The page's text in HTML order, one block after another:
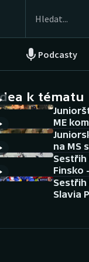
Podcasty
NEPŘEHLÉDNĚTE
Historické
Aplikace ČT
AZ kvíz
k tématu
ME
na MS
Sestřih
Finsko
Slavia